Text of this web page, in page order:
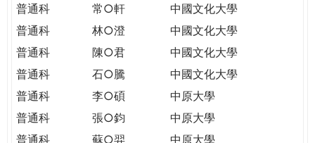
普通科
常○軒
中國文化大學
普通科
林○澄
中國文化大學
普通科
陳○君
中國文化大學
普通科
石○騰
中國文化大學
普通科
李○碩
中原大學
普通科
張○鈞
中原大學
普通科
蘇○羿
中原大學